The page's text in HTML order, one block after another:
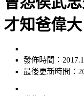
才知爸偉大
最後更新時間：